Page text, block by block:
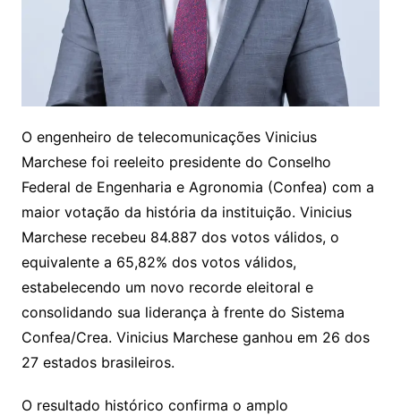
O engenheiro de telecomunicações Vinicius
Marchese foi reeleito presidente do Conselho
Federal de Engenharia e Agronomia (Confea) com a
maior votação da história da instituição. Vinicius
Marchese recebeu 84.887 dos votos válidos, o
equivalente a 65,82% dos votos válidos,
estabelecendo um novo recorde eleitoral e
consolidando sua liderança à frente do Sistema
Confea/Crea. Vinicius Marchese ganhou em 26 dos
27 estados brasileiros.
O resultado histórico confirma o amplo